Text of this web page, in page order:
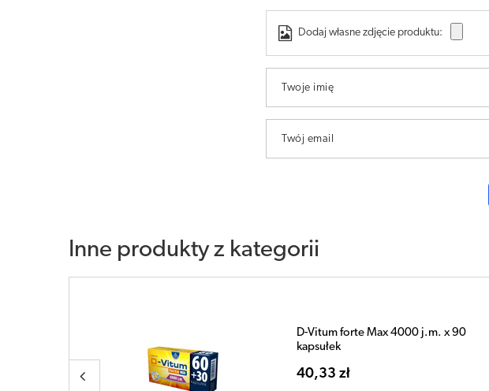
Dodaj własne zdjęcie produktu:
Twoje imię
Twój email
Inne produkty z kategorii
D-Vitum forte 2000 j.m. x 150 kapsułek
(120+30 GRATIS)
46,35 zł